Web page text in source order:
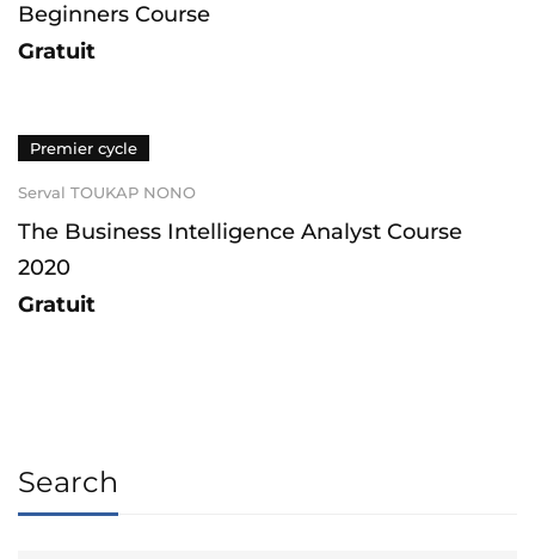
Beginners Course
Gratuit
Premier cycle
Serval TOUKAP NONO
The Business Intelligence Analyst Course
2020
Gratuit
Search